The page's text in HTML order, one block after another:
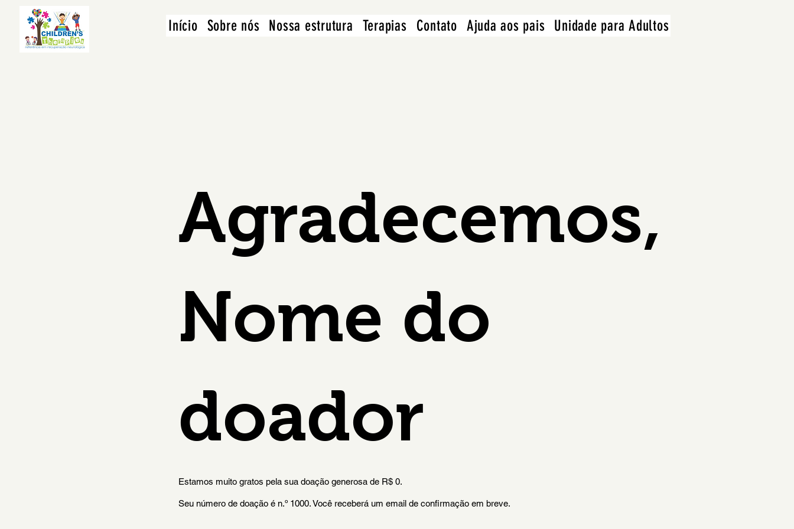
Início Sobre nós Nossa estrutura Terapias Contato Ajuda aos pais Unidade para Adultos
Agradecemos,
Nome do
doador
Estamos muito gratos pela sua doação generosa de R$ 0.
Seu número de doação é n.º 1000. Você receberá um email de confirmação em breve.